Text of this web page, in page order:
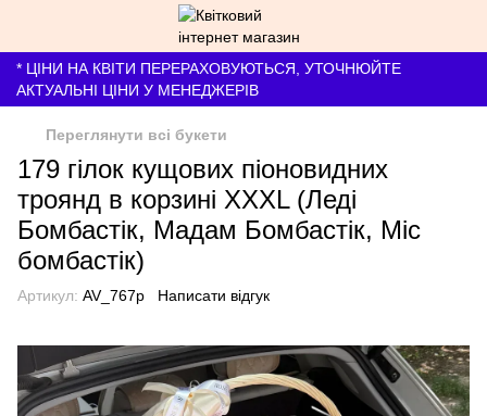
* ЦІНИ НА КВІТИ ПЕРЕРАХОВУЮТЬСЯ, УТОЧНЮЙТЕ
АКТУАЛЬНІ ЦІНИ У МЕНЕДЖЕРІВ
Переглянути всі букети
179 гілок кущових піоновидних
троянд в корзині XXXL (Леді
Бомбастік, Мадам Бомбастік, Міс
бомбастік)
Артикул: AV_767p Написати відгук